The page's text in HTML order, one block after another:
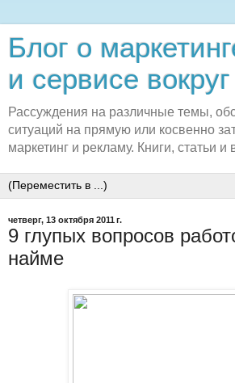
Блог о
и сервисе
Рассуждения на различные темы,
ситуаций на прямую или косвенно
маркетинг и рекламу. Книги, статьи и
четверг, 13 октября 2011 г.
9 глупых вопросов
найме